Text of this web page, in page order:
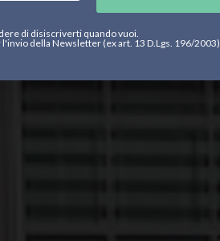
di disiscriverti quando vuoi.
della Newsletter (ex art. 13 D.Lgs. 196/2003)